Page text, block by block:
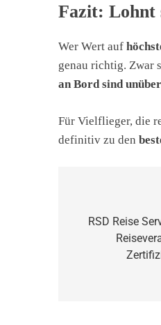
Fazit: Lohnt
Wer Wert auf
genau richtig. Zwar
an Bord sind
Für Vielflieger, die
definitiv zu den
RSD Reise